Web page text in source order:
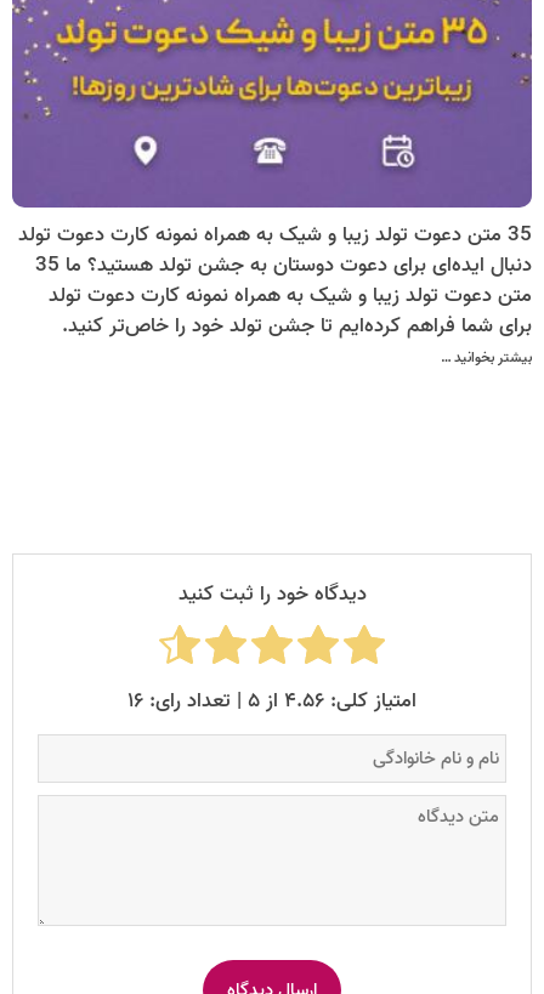
35 متن دعوت تولد زیبا و شیک به همراه نمونه کارت دعوت تولد
دنبال ایده‌ای برای دعوت دوستان به جشن تولد هستید؟ ما 35
متن دعوت تولد زیبا و شیک به همراه نمونه کارت دعوت تولد
برای شما فراهم کرده‌ایم تا جشن تولد خود را خاص‌تر کنید.
بیشتر بخوانید …
دیدگاه خود را ثبت کنید
امتیاز کلی: ۴.۵۶ از ۵ | تعداد رای: ۱۶